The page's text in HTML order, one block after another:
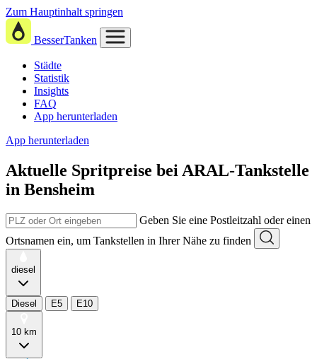
Zum Hauptinhalt springen
BesserTanken
Städte
Statistik
Insights
FAQ
App herunterladen
App herunterladen
Aktuelle Spritpreise bei ARAL-Tankstelle
in Bensheim
Geben Sie eine Postleitzahl oder einen
Ortsnamen ein, um Tankstellen in Ihrer Nähe zu finden
diesel
Diesel E5 E10
10 km